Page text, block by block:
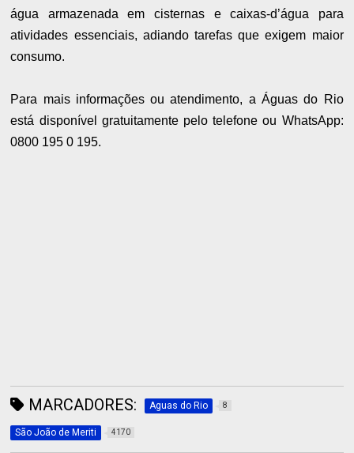
água armazenada em cisternas e caixas-d’água para
atividades essenciais, adiando tarefas que exigem maior
consumo.
Para mais informações ou atendimento, a Águas do Rio
está disponível gratuitamente pelo telefone ou WhatsApp:
0800 195 0 195.
MARCADORES: Aguas do Rio 8
São João de Meriti 4170